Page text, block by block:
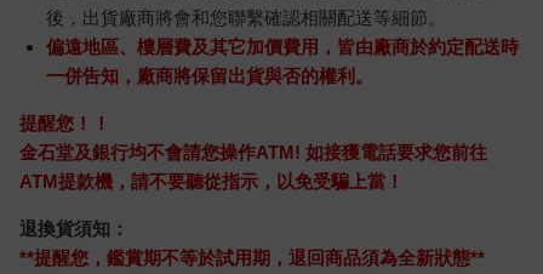
後，出貨廠商將會和您聯繫確認相關配送等細節。
偏遠地區、樓層費及其它加價費用，皆由廠商於約定配送時
一併告知，廠商將保留出貨與否的權利。
提醒您！！
金石堂及銀行均不會請您操作ATM! 如接獲電話要求您前往
ATM提款機，請不要聽從指示，以免受騙上當！
退換貨須知：
**提醒您，鑑賞期不等於試用期，退回商品須為全新狀態**